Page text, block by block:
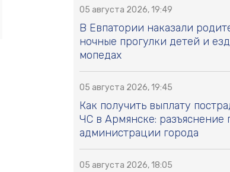
05 августа 2026, 19:49
В Евпатории наказали
ночные прогулки детей и
мопедах
05 августа 2026, 19:45
Как получить выплату
ЧС в Армянске: разъяснение
администрации города
05 августа 2026, 18:05